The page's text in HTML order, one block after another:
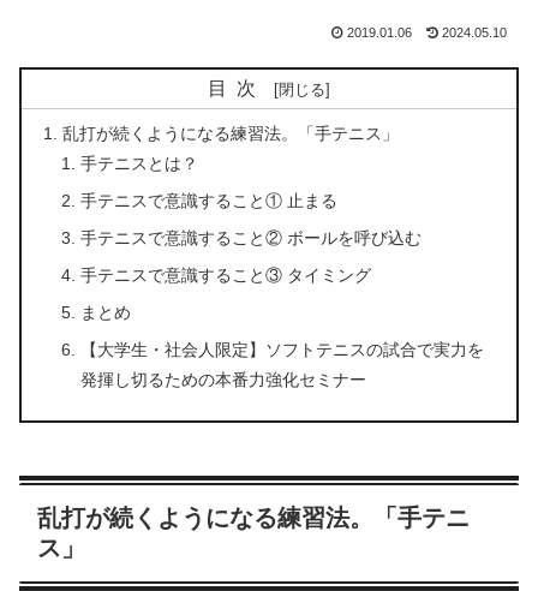
2019.01.06 2024.05.10
目次
乱打が続くようになる練習法。「手テニス」
手テニスとは？
手テニスで意識すること① 止まる
手テニスで意識すること② ボールを呼び込む
手テニスで意識すること③ タイミング
まとめ
【大学生・社会人限定】ソフトテニスの試合で実力を
発揮し切るための本番力強化セミナー
乱打が続くようになる練習法。「手テニ
ス」